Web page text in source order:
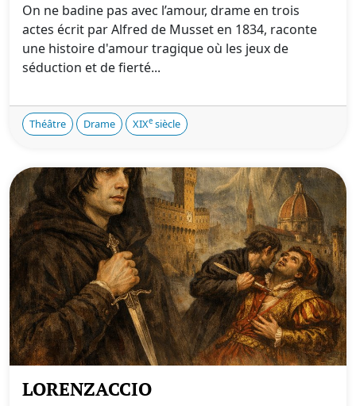
On ne badine pas avec l’amour, drame en trois
actes écrit par Alfred de Musset en 1834, raconte
une histoire d'amour tragique où les jeux de
séduction et de fierté...
Théâtre Drame XIXe siècle
LORENZACCIO